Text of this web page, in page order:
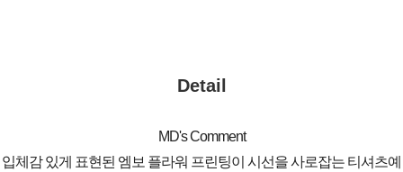
Detail
MD's Comment
입체감 있게 표현된 엠보 플라워 프린팅이 시선을 사로잡는 티셔츠예